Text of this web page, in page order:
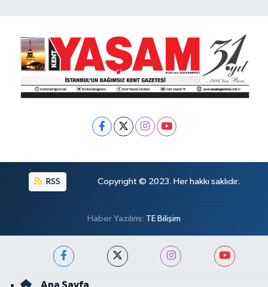
RSS Copyright © 2023. Her hakkı saklıdır.
Haber Yazılımı: TE Bilişim
Ana Sayfa